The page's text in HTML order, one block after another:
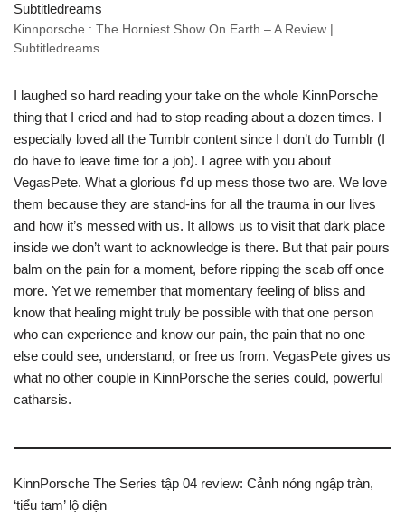
Kinnporsche : The Horniest Show On Earth – A Review |
Subtitledreams
I laughed so hard reading your take on the whole KinnPorsche
thing that I cried and had to stop reading about a dozen times. I
especially loved all the Tumblr content since I don’t do Tumblr (I
do have to leave time for a job). I agree with you about
VegasPete. What a glorious f’d up mess those two are. We love
them because they are stand-ins for all the trauma in our lives
and how it’s messed with us. It allows us to visit that dark place
inside we don’t want to acknowledge is there. But that pair pours
balm on the pain for a moment, before ripping the scab off once
more. Yet we remember that momentary feeling of bliss and
know that healing might truly be possible with that one person
who can experience and know our pain, the pain that no one
else could see, understand, or free us from. VegasPete gives us
what no other couple in KinnPorsche the series could, powerful
catharsis.
KinnPorsche The Series tập 04 review: Cảnh nóng ngập tràn,
‘tiểu tam’ lộ diện